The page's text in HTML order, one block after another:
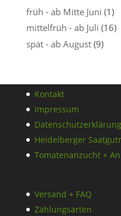
früh - ab Mitte Juni (1)
mittelfrüh - ab Juli (16)
spät - ab August (9)
Kontakt
Impressum
Datenschutzerklärung
Heidelberger
Tomatenanzucht +
Versand + FAQ
Zahlungsarten